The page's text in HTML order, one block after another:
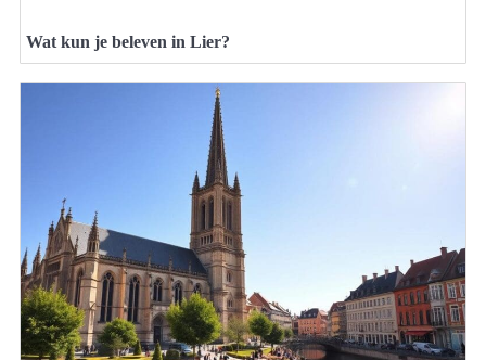
Wat kun je beleven in Lier?